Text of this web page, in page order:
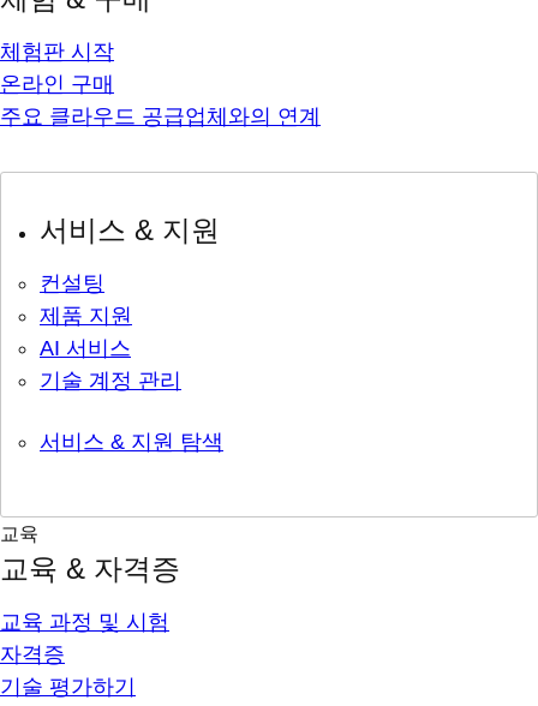
체험판 시작
온라인 구매
주요 클라우드 공급업체와의 연계
서비스 & 지원
컨설팅
제품 지원
AI 서비스
기술 계정 관리
서비스 & 지원 탐색
교육
교육 & 자격증
교육 과정 및 시험
자격증
기술 평가하기